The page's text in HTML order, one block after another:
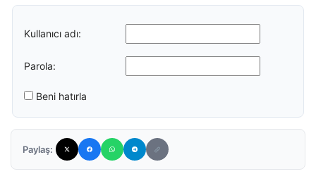
Kullanıcı adı:
Parola:
Beni hatırla
Paylaş: